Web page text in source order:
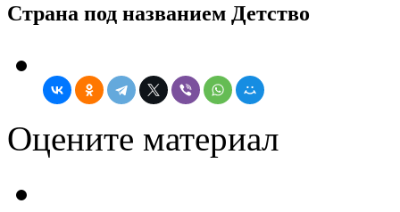
Страна под названием Детство
Оцените материал